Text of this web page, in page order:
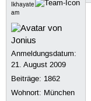
Ikhayate
am
Anmeldungsdatum:
21. August 2009
Beiträge: 1862
Wohnort: München